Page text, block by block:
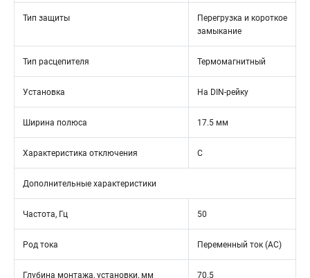
Тип защиты
Перегрузка и короткое
замыкание
Тип расцепителя Термомагнитный
Установка На DIN-рейку
Ширина полюса 17.5 мм
Характеристика отключения C
Дополнительные характеристики
Частота, Гц 50
Род тока Переменный ток (AC)
Глубина монтажа, установки, мм 70.5